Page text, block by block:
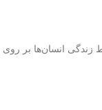
انسان‌ها بر روی